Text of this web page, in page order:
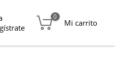
0
Mi carrito